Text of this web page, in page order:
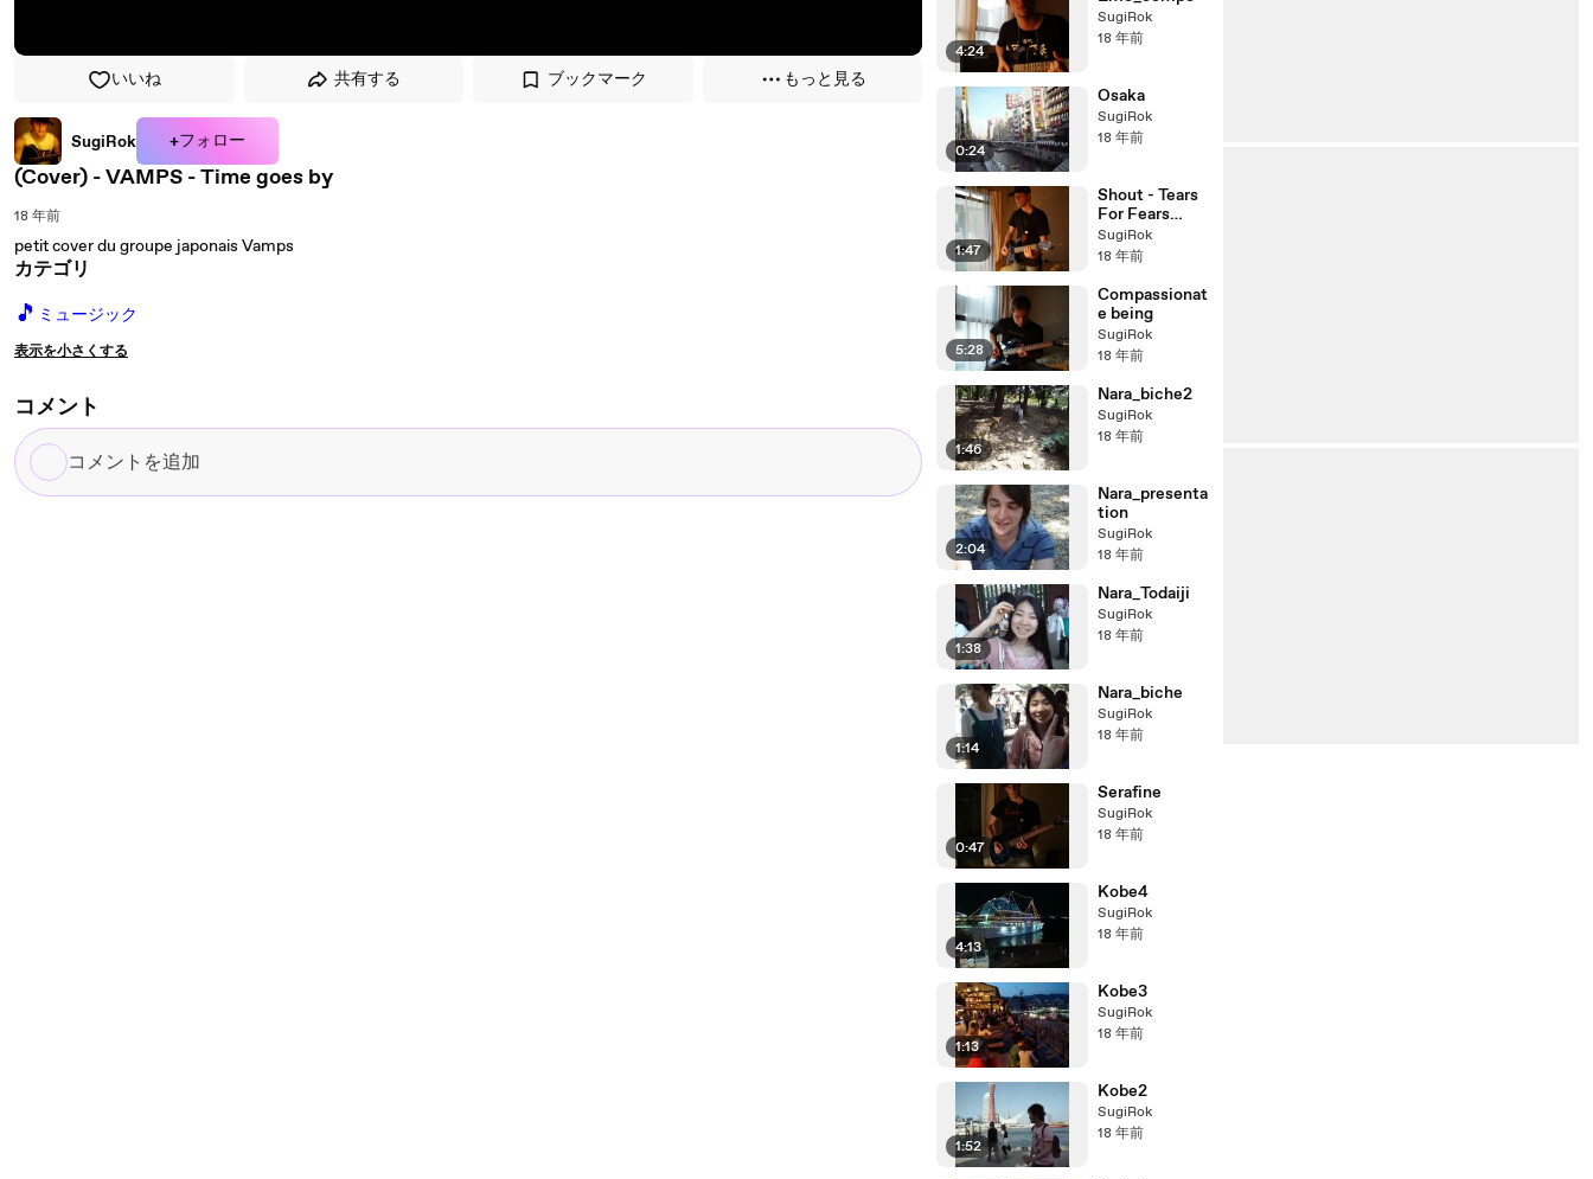
いいね 共有する ブックマーク もっと見る
SugiRok +フォロー
(Cover) - VAMPS - Time goes by
18 年前
petit cover du groupe japonais Vamps
カテゴリ
🎵 ミュージック
表示を小さくする
コメント
コ
メ
4:24
SugiRok
18 年前
0:24
Osaka
SugiRok
18 年前
1:47
Shout - Tears
For Fears
(solo)
SugiRok
18 年前
5:28
Compassionat
e being
SugiRok
18 年前
1:46
Nara_biche2
SugiRok
18 年前
2:04
Nara_presenta
tion
SugiRok
18 年前
1:38
Nara_Todaiji
SugiRok
18 年前
1:14
Nara_biche
SugiRok
18 年前
0:47
Serafine
SugiRok
18 年前
4:13
Kobe4
SugiRok
18 年前
1:13
Kobe3
SugiRok
18 年前
1:52
Kobe2
SugiRok
18 年前